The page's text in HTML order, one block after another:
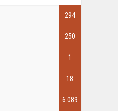
294
250
1
18
6 089